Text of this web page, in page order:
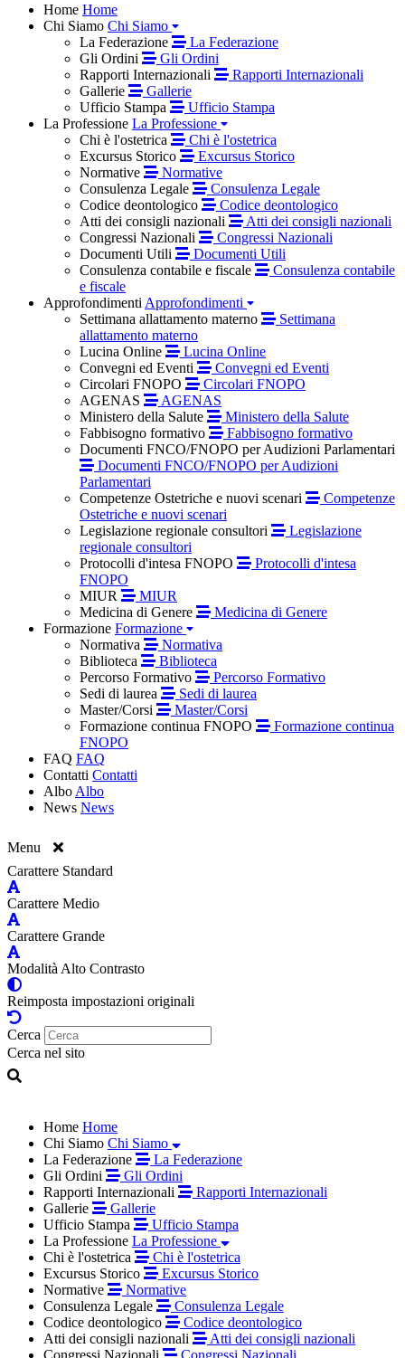
Home Home
Chi Siamo Chi Siamo
La Federazione
La Federazione
Gli Ordini
Gli Ordini
Rapporti Internazionali
Rapporti Internazionali
Gallerie
Gallerie
Ufficio Stampa
Ufficio Stampa
La Professione La Professione
Chi è l'ostetrica
Chi è l'ostetrica
Excursus Storico
Excursus Storico
Normative
Normative
Consulenza Legale
Consulenza Legale
Codice deontologico
Codice deontologico
Atti dei consigli nazionali
Atti dei consigli nazionali
Congressi Nazionali
Congressi Nazionali
Documenti Utili
Documenti Utili
Consulenza contabile e fiscale
Consulenza contabile
e fiscale
Approfondimenti Approfondimenti
Settimana allattamento materno
Settimana
allattamento materno
Lucina Online
Lucina Online
Convegni ed Eventi
Convegni ed Eventi
Circolari FNOPO
Circolari FNOPO
AGENAS
AGENAS
Ministero della Salute
Ministero della Salute
Fabbisogno formativo
Fabbisogno formativo
Documenti FNCO/FNOPO per Audizioni Parlamentari
Documenti FNCO/FNOPO per Audizioni
Parlamentari
Competenze Ostetriche e nuovi scenari
Competenze
Ostetriche e nuovi scenari
Legislazione regionale consultori
Legislazione
regionale consultori
Protocolli d'intesa FNOPO
Protocolli d'intesa
FNOPO
MIUR
MIUR
Medicina di Genere
Medicina di Genere
Formazione Formazione
Normativa
Normativa
Biblioteca
Biblioteca
Percorso Formativo
Percorso Formativo
Sedi di laurea
Sedi di laurea
Master/Corsi
Master/Corsi
Formazione continua FNOPO
Formazione continua
FNOPO
FAQ FAQ
Contatti Contatti
Albo Albo
News News
Menu
Carattere Standard
Carattere Medio
Carattere Grande
Modalità Alto Contrasto
Reimposta impostazioni originali
Cerca
Cerca nel sito
Home Home
Chi Siamo Chi Siamo
La Federazione
La Federazione
Gli Ordini
Gli Ordini
Rapporti Internazionali
Rapporti Internazionali
Gallerie
Gallerie
Ufficio Stampa
Ufficio Stampa
La Professione La Professione
Chi è l'ostetrica
Chi è l'ostetrica
Excursus Storico
Excursus Storico
Normative
Normative
Consulenza Legale
Consulenza Legale
Codice deontologico
Codice deontologico
Atti dei consigli nazionali
Atti dei consigli nazionali
Congressi Nazionali
Congressi Nazionali